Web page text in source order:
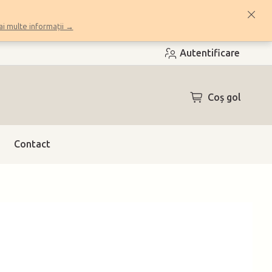
multe informații →
Autentificare
COŞ
Coş gol
Contact